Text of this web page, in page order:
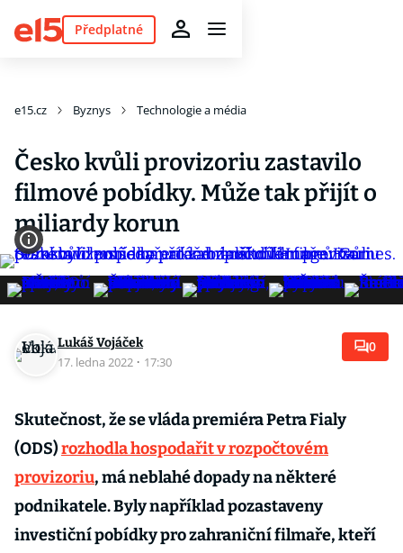
Předplatné
e15.cz Byznys Technologie a média
Česko kvůli provizoriu zastavilo
filmové pobídky. Může tak přijít o
miliardy korun
Lukáš Vojáček
17. ledna 2022 · 17:30
0
Skutečnost, že se vláda premiéra Petra Fialy
(ODS)rozhodla hospodařit v rozpočtovém
provizoriu, má neblahé dopady na některé
podnikatele. Byly například pozastaveny
investiční pobídky pro zahraniční filmaře, kteří